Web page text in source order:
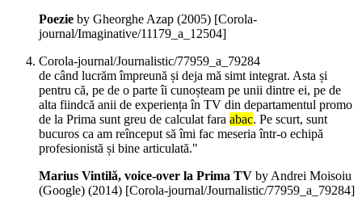
Poezie by Gheorghe Azap (2005) [Corola-
journal/Imaginative/11179_a_12504]
Corola-journal/Journalistic/77959_a_79284
de când lucrăm împreună și deja mă simt integrat. Asta și
pentru că, pe de o parte îi cunoșteam pe unii dintre ei, pe de
alta fiindcă anii de experiența în TV din departamentul promo
de la Prima sunt greu de calculat fara abac. Pe scurt, sunt
bucuros ca am reînceput să îmi fac meseria într-o echipă
profesionistă și bine articulată."
Marius Vintilă, voice-over la Prima TV by Andrei Moisoiu
(Google) (2014) [Corola-journal/Journalistic/77959_a_79284]